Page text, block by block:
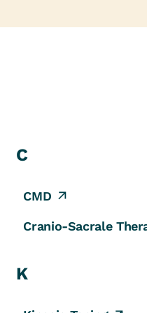
C
CMD
Cranio-Sacrale
K